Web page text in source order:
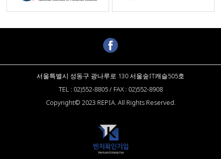
서울특별시 성동구 광나루로 130 서울숲IT캐슬505호
TEL : 02)552-8805 / FAX : 02)552-8908
Copyright© 2023 REPIA. All Rights Reserved.